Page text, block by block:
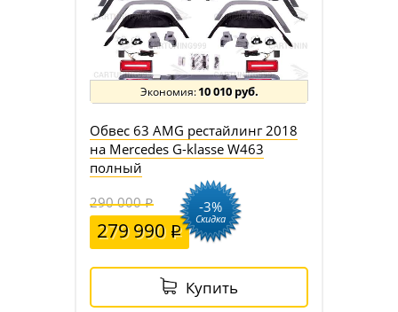
10 010 руб.
Обвес 63 AMG рестайлинг 2018
на Mercedes G-klasse W463
полный
290 000
279 990
-3%
Скидка
Купить